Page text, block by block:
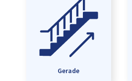
Gerade